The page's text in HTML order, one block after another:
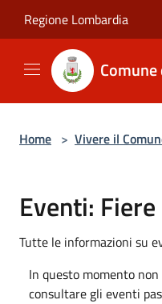
Regione Lombardia
Home > Vivere il
Eventi: Fiere
Tutte le informazioni su
In questo momento
consultare gli eventi